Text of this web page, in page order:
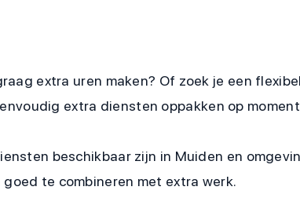
extra uren maken? Of zoek je een
extra diensten oppakken op
beschikbaar zijn in Muiden en
te combineren met extra werk.